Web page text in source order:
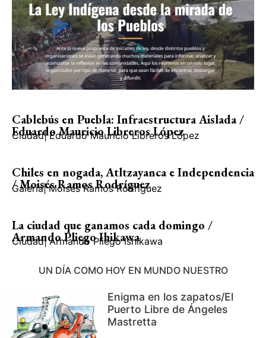
Cablebús en Puebla: Infraestructura Aislada /
Eduardo Mauricio Libreros López
Ciudad| Eduardo Mauricio Libreros López
Chiles en nogada, Atltzayanca e Independencia
/ Moisés Ramos Rodríguez
Galería| Moisés Ramos Rodríguez
La ciudad que ganamos cada domingo /
Armando Pliego Ihikawa
Ciudad| Armando Pliego Ishikawa
UN DÍA COMO HOY EN MUNDO NUESTRO
Enigma en los zapatos/El
Puerto Libre de Ángeles
Mastretta